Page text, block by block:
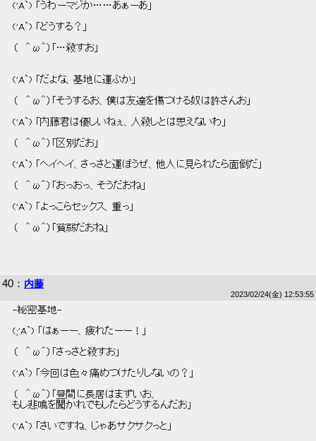
('A`) 「うわーマジか……あぁーあ」
('A`) 「どうする？」
（   ＾ω＾）「…殺すお」
('A`) 「だよな、基地に運ぶか」
（   ＾ω＾）「そうするお、僕は友達を傷つける奴は許さんお」
('A`) 「内藤君は優しいねぇ、人殺しとは思えないわ」
（   ＾ω＾）「区別だお」
('A`) 「ヘイヘイ、さっさと運ぼうぜ、他人に見られたら面倒だ」
（   ＾ω＾）「おっおっ、そうだおね」
('A`) 「よっこらセックス、重っ」
（   ＾ω＾）「貧弱だおね」
40 ： 内藤
2023/02/24(金) 12:53:55
-秘密基地-
(;'A`) 「はぁーー、疲れたーー！」
（   ＾ω＾）「さっさと殺すお」
('A`) 「今回は色々痛めつけたりしないの？」
（   ＾ω＾）「昼間に長居はまずいお、
もし悲鳴を聞かれでもしたらどうするんだお」
('A`) 「さいですね、じゃあサクサクっと」